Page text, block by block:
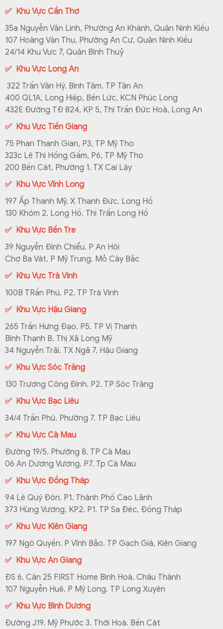
✅ Khu Vực Cần Thơ
35a Nguyễn Văn Linh, Phường An Khánh, Quận Ninh Kiều
107 Hoàng Văn Thụ, Phường An Cư, Quận Ninh Kiều
24/14 Khu Vực 7, Quận Bình Thuỷ
✅ Khu Vực Long An
322 Trần Văn Hý. Bình Tâm. TP Tân An
400 QL1A, Long Hiệp, Bến Lức, KCN Phúc Long
432E Đường TĐ 824, KP 5, Thị Trấn Đức Hoà, Long An
✅ Khu Vực Tiền Giang
75 Phan Thanh Gian, P3, TP Mỹ Tho
323c Lê Thị Hồng Gấm, P6, TP Mỹ Tho
200 Bến Cát, Phường 1. TX Cai Lậy
✅ Khu Vực Vĩnh Long
197 Ấp Thanh Mỹ. X Thanh Đức. Long Hồ
130 Khóm 2. Long Hồ. Thị Trấn Long Hồ
✅ Khu Vực Bến Tre
39 Nguyễn Đình Chiểu. P An Hội
Chợ Ba Vát. P Mỹ Trung. Mỏ Cày Bắc
✅ Khu Vực Trà Vinh
100B TRần Phú. P2. TP Trà Vinh
✅ Khu Vực Hậu Giang
265 Trần Hưng Đạo. P5. TP Vị Thanh
Bình Thạnh B. Thị Xã Long Mỹ
34 Nguyễn Trãi. TX Ngã 7. Hậu Giang
✅ Khu Vực Sóc Trăng
130 Trương Công Định. P2. TP Sóc Trăng
✅ Khu Vực Bạc Liêu
34/4 Trần Phú. Phường 7. TP Bạc Liêu
✅ Khu Vực Cà Mau
Đường 19/5. Phường 8. TP Cà Mau
06 An Dương Vương. P7. Tp Cà Mau
✅ Khu Vực Đồng Tháp
94 Lê Quý Đôn. P1. Thành Phố Cao Lãnh
373 Hùng Vương. KP2. P1. TP Sa Đéc, Đồng Tháp
✅ Khu Vực Kiên Giang
197 Ngô Quyền. P Vĩnh Bảo. TP Gạch Giá, Kiên Giang
✅ Khu Vực An Giang
ĐS 6. Căn 25 FIRST Home Bình Hoà. Châu Thành
107 Nguyễn Huệ. P Mỹ Long. TP Long Xuyên
✅ Khu Vực Bình Dương
Đường J19. Mỹ Phước 3. Thới Hoà. Bến Cát